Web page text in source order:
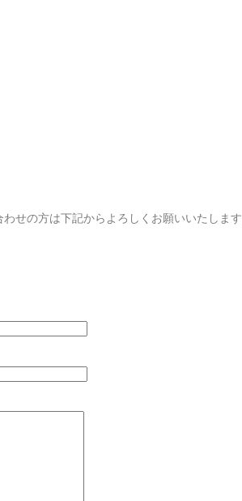
せの方は下記からよろしくお願いいたします